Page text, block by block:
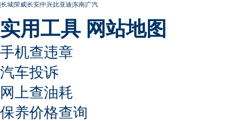
|长城|荣威|长安|中兴|比亚迪|东南|广汽
实用工具 网站地图
手机查违章
汽车投诉
网上查油耗
保养价格查询